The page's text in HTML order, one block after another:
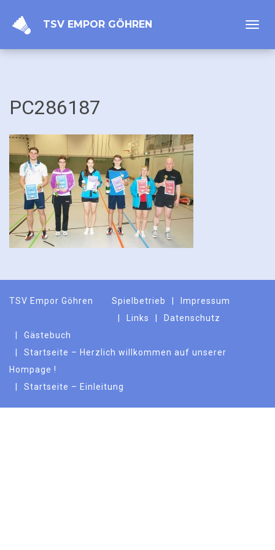
TSV EMPOR GÖHREN
PC286187
TSV Empor Göhren Spielbetrieb
Impressum
Links
Datenschutz
Gästebuch
Startseite – Herzlich willkommen auf unserer
Hompage !
Startseite – Einleitung